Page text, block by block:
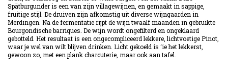
Spätburgunder is een van zijn villagewijnen, en gemaakt in sappige,
fruitige stijl. De druiven zijn afkomstig uit diverse wijngaarden in
Merdingen. Na de fermentatie rijpt de wijn twaalf maanden in gebruikte
Bourgondische barriques. De wijn wordt ongefilterd en ongeklaard
gebotteld. Het resultaat is een ongecompliceerd lekkere, lichtvoetige Pinot,
waar je wel van wilt blijven drinken. Licht gekoeld is ‘ie het lekkerst,
gewoon zo, met een plank charcuterie, maar ook aan tafel.